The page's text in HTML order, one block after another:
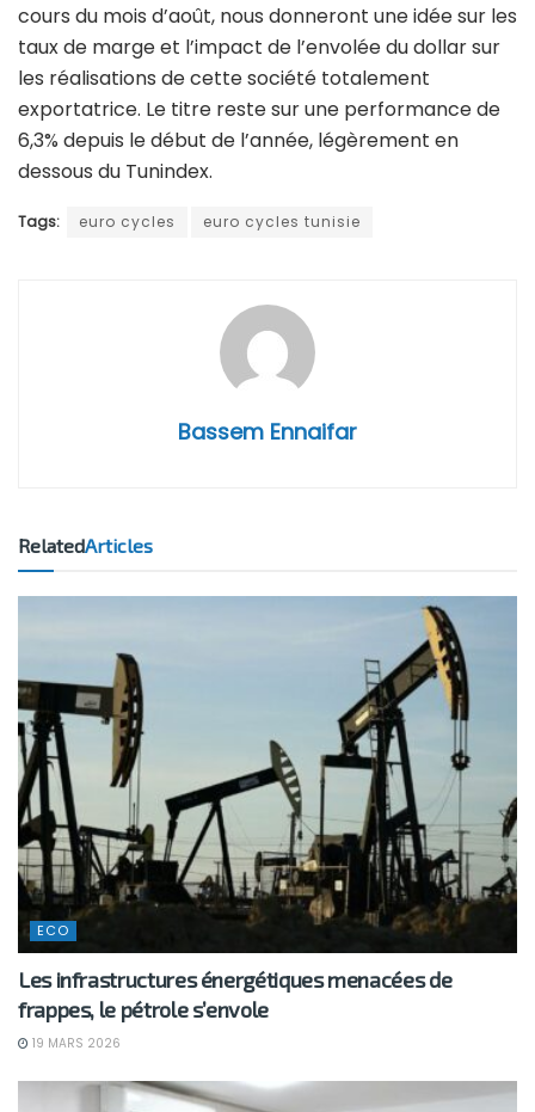
cours du mois d’août, nous donneront une idée sur les
taux de marge et l’impact de l’envolée du dollar sur
les réalisations de cette société totalement
exportatrice. Le titre reste sur une performance de
6,3% depuis le début de l’année, légèrement en
dessous du Tunindex.
Tags: euro cycles euro cycles tunisie
Bassem Ennaifar
RelatedArticles
ECO
Les infrastructures énergétiques menacées de
frappes, le pétrole s’envole
19 MARS 2026